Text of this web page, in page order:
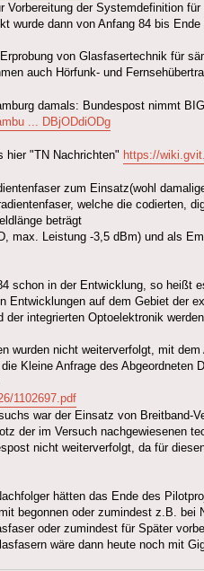
Vorbereitung der Systemdefinition
wurde dann von Anfang 84 bis Ende
von Glasfasertechnik für
auch Hörfunk- und
damals: Bundespost nimmt
... DBjODdiODg
hier "TN Nachrichten" https://
zum Einsatz(wohl
welche die codierten,
beträgt
max. Leistung -3,5 dBm) und als
schon in der Entwicklung, so heißt
Entwicklungen auf dem Gebiet der
der integrierten Optoelektronik
wurden nicht weiterverfolgt, mit
Kleine Anfrage des
1102697.pdf
war der Einsatz von Breitband-
der im Versuch nachgewiesenen
nicht weiterverfolgt, da für
hätten das Ende des
begonnen oder zumindest z.B.
oder zumindest für Später
wäre dann heute noch mit